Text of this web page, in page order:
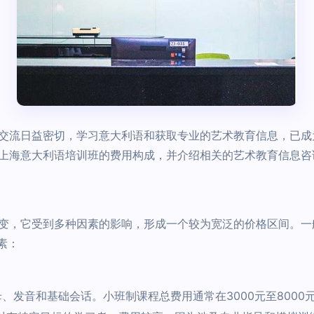
流日益密切，学习意大利语和获取专业的艺术教育信息，已
海意大利语培训班的费用构成，并介绍相关的艺术教育信息
，它受到多种因素的影响，形成一个较为宽泛的价格区间。
：
发音和基础会话。小班制课程总费用通常在3000元至8000